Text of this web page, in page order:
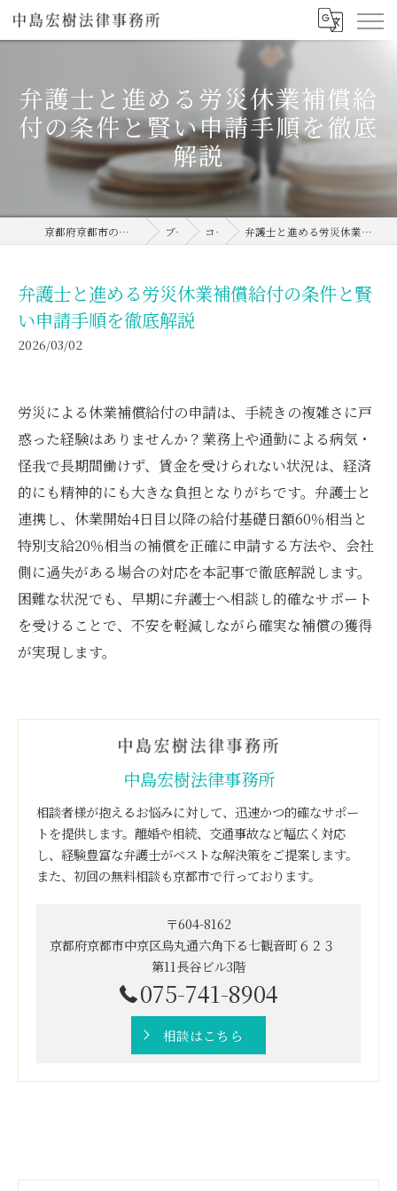
弁護士と進める労災休業補償給
付の条件と賢い申請手順を徹底
解説
京都府京都市の弁護士なら中島宏樹法律事務所 ブログ コラム 弁護士と進める労災休業補償給付の条件と賢い申請手順を徹底解説
弁護士と進める労災休業補償給付の条件と賢
い申請手順を徹底解説
2026/03/02
労災による休業補償給付の申請は、手続きの複雑さに戸
惑った経験はありませんか？業務上や通勤による病気・
怪我で長期間働けず、賃金を受けられない状況は、経済
的にも精神的にも大きな負担となりがちです。弁護士と
連携し、休業開始4日目以降の給付基礎日額60％相当と
特別支給20％相当の補償を正確に申請する方法や、会社
側に過失がある場合の対応を本記事で徹底解説します。
困難な状況でも、早期に弁護士へ相談し的確なサポート
を受けることで、不安を軽減しながら確実な補償の獲得
が実現します。
中島宏樹法律事務所
相談者様が抱えるお悩みに対して、迅速かつ的確なサポー
トを提供します。離婚や相続、交通事故など幅広く対応
し、経験豊富な弁護士がベストな解決策をご提案します。
また、初回の無料相談も京都市で行っております。
〒604-8162
京都府京都市中京区烏丸通六角下る七観音町６２３
第11長谷ビル3階
075-741-8904
相談はこちら